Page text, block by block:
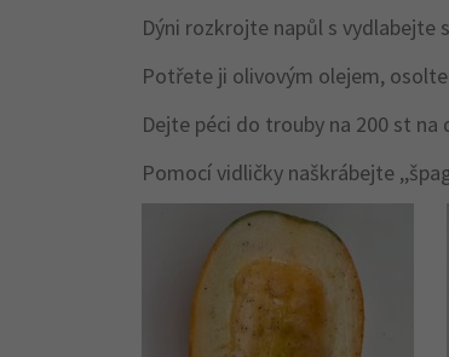
Dýni rozkrojte napůl s vydlabejte
Potřete ji olivovým olejem, osolte
Dejte péci do trouby na 200 st
Pomocí vidličky naškrábejte